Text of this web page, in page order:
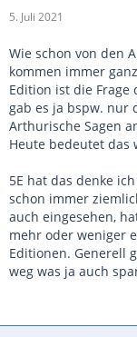
5. Juli 2021
Wie schon von den
kommen immer
Edition ist die
gab es ja bspw. nur
Arthurische Sagen
Heute bedeutet das
5E hat das denke
schon immer
auch eingesehen,
mehr oder weniger
Editionen. Generell
weg was ja auch